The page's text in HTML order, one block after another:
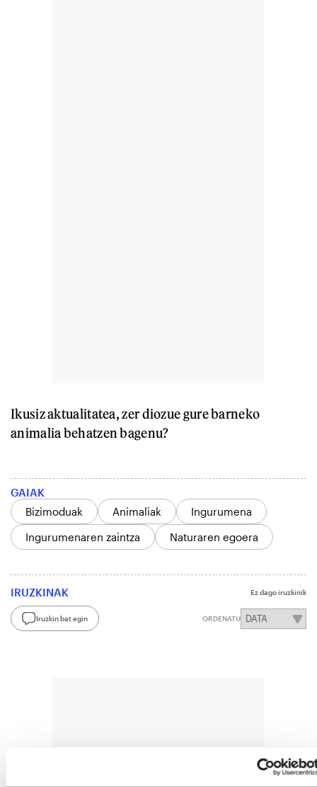
Ikusiz aktualitatea, zer diozue gure barneko
animalia behatzen bagenu?
GAIAK
Bizimoduak
Animaliak
Ingurumena
Ingurumenaren zaintza
Naturaren egoera
IRUZKINAK Ez dago iruzkinik
Iruzkin bat egin ORDENATU